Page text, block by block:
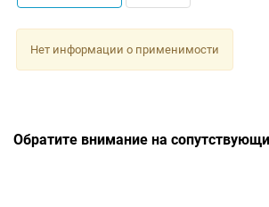
Нет информации о применимости
Обратите внимание на